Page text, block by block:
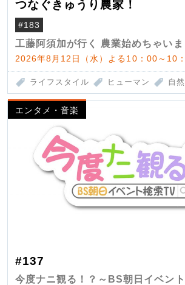
つなぐきゅうり農家！
#183
工藤阿須加が行く 農業始めちゃいま
2026年8月12日（水）よる10：00～10
ライフスタイル ヒューマン 自
エンタメ・音楽
#137
今度ナニ観る！？～BS朝日イベン